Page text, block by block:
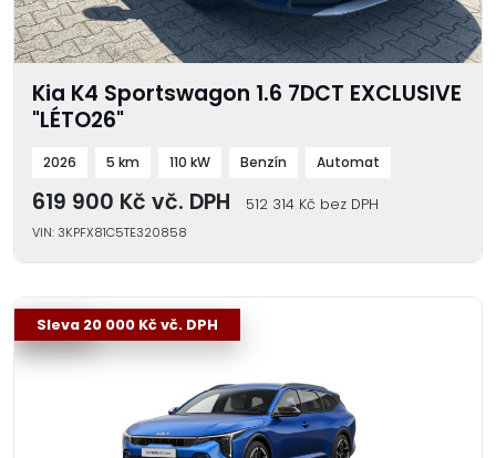
Kia K4 Sportswagon 1.6 7DCT EXCLUSIVE
"LÉTO26"
2026 5 km 110 kW Benzín Automat
619 900 Kč vč. DPH 512 314 Kč bez DPH
VIN: 3KPFX81C5TE320858
-2 %
Sleva 20 000 Kč vč. DPH